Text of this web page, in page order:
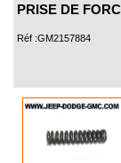
PRISE DE
Réf :GM2157884